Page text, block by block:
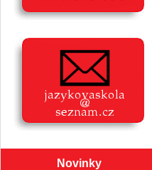
Novinky